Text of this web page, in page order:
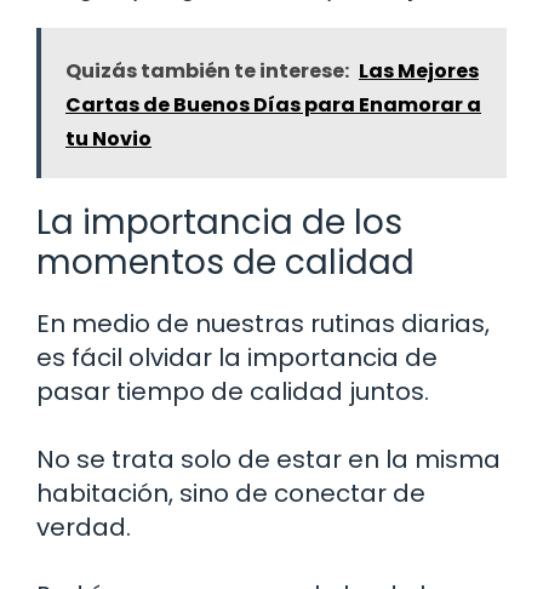
Quizás también te interese: Las Mejores
Cartas de Buenos Días para Enamorar a
tu Novio
La importancia de los
momentos de calidad
En medio de nuestras rutinas diarias,
es fácil olvidar la importancia de
pasar tiempo de calidad juntos.
No se trata solo de estar en la misma
habitación, sino de conectar de
verdad.